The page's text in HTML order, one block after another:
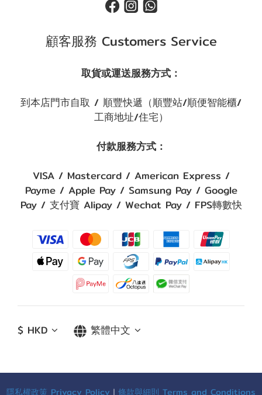
顧客服務 Customers Service
取貨或運送服務方式：
到本店門市自取 / 順豐快遞（順豐站/順便智能櫃/
工商地址/住宅）
付款服務方式：
VISA / Mastercard / American Express /
Payme / Apple Pay / Samsung Pay / Google
Pay / 支付寶 Alipay / Wechat Pay / FPS轉數快
$ HKD 繁體中文
隱私權政策 Privacy Policy ｜ 條款與細則 Terms and Conditions